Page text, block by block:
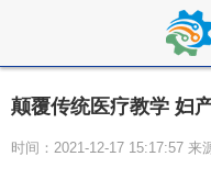
颠覆传统医疗教学 妇
时间：2021-12-17 15:17:57 来